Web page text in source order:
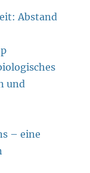
Abstand
und
– eine